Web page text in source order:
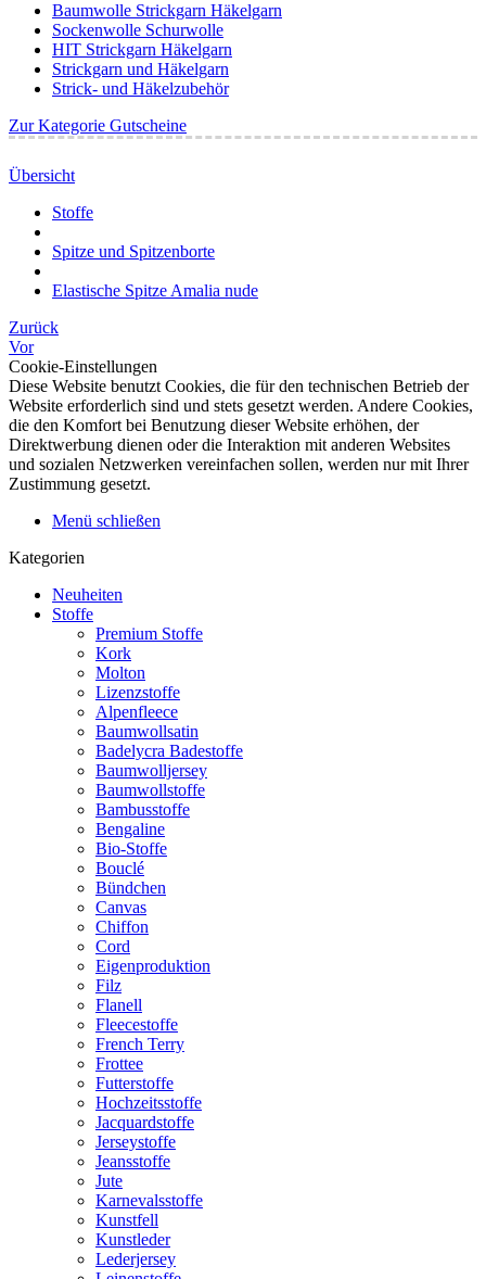
Baumwolle Strickgarn Häkelgarn
Sockenwolle Schurwolle
HIT Strickgarn Häkelgarn
Strickgarn und Häkelgarn
Strick- und Häkelzubehör
Zur Kategorie Gutscheine
Übersicht
Stoffe
Spitze und Spitzenborte
Elastische Spitze Amalia nude
Zurück
Vor
Cookie-Einstellungen
Diese Website benutzt Cookies, die für den technischen Betrieb der
Website erforderlich sind und stets gesetzt werden. Andere Cookies,
die den Komfort bei Benutzung dieser Website erhöhen, der
Direktwerbung dienen oder die Interaktion mit anderen Websites
und sozialen Netzwerken vereinfachen sollen, werden nur mit Ihrer
Zustimmung gesetzt.
Menü schließen
Kategorien
Neuheiten
Stoffe
Premium Stoffe
Kork
Molton
Lizenzstoffe
Alpenfleece
Baumwollsatin
Badelycra Badestoffe
Baumwolljersey
Baumwollstoffe
Bambusstoffe
Bengaline
Bio-Stoffe
Bouclé
Bündchen
Canvas
Chiffon
Cord
Eigenproduktion
Filz
Flanell
Fleecestoffe
French Terry
Frottee
Futterstoffe
Hochzeitsstoffe
Jacquardstoffe
Jerseystoffe
Jeansstoffe
Jute
Karnevalsstoffe
Kunstfell
Kunstleder
Lederjersey